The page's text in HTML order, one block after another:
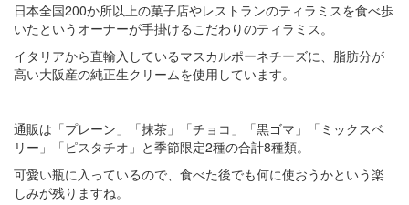
日本全国200か所以上の菓子店やレストランのティラミスを食べ歩
いたというオーナーが手掛けるこだわりのティラミス。
イタリアから直輸入しているマスカルポーネチーズに、脂肪分が
高い大阪産の純正生クリームを使用しています。
通販は「プレーン」「抹茶」「チョコ」「黒ゴマ」「ミックスベ
リー」「ピスタチオ」と季節限定2種の合計8種類。
可愛い瓶に入っているので、食べた後でも何に使おうかという楽
しみが残りますね。